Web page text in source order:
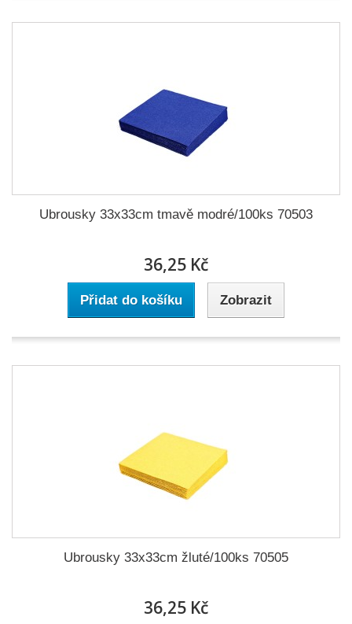
Ubrousky 33x33cm tmavě modré/100ks 70503
36,25 Kč
Přidat do košíku Zobrazit
Ubrousky 33x33cm žluté/100ks 70505
36,25 Kč